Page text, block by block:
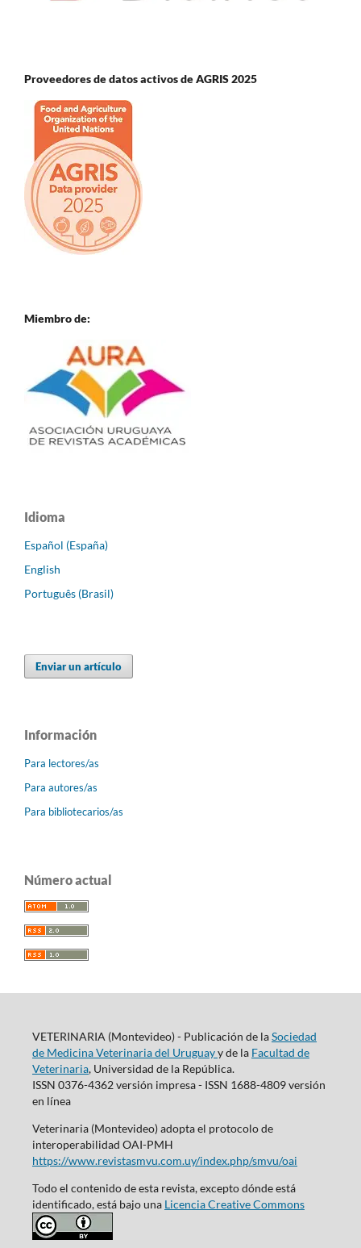
Proveedores de datos activos de AGRIS 2025
Miembro de:
Idioma
Español (España)
English
Português (Brasil)
Enviar un artículo
Información
Para lectores/as
Para autores/as
Para bibliotecarios/as
Número actual
VETERINARIA (Montevideo) - Publicación de laSociedad
de Medicina Veterinaria del Uruguayy de la Facultad de
Veterinaria, Universidad de la República.
ISSN 0376-4362 versión impresa - ISSN 1688-4809 versión
en línea
Veterinaria (Montevideo) adopta el protocolo de
interoperabilidad OAI-PMH
https://www.revistasmvu.com.uy/index.php/smvu/oai
Todo el contenido de esta revista, excepto dónde está
identificado, está bajo una Licencia Creative Commons